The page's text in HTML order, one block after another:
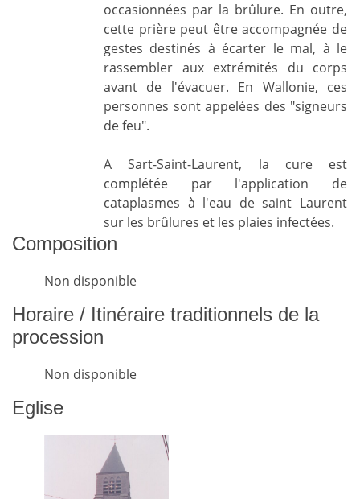
occasionnées par la brûlure. En outre,
cette prière peut être accompagnée de
gestes destinés à écarter le mal, à le
rassembler aux extrémités du corps
avant de l'évacuer. En Wallonie, ces
personnes sont appelées des "signeurs
de feu".
A Sart-Saint-Laurent, la cure est
complétée par l'application de
cataplasmes à l'eau de saint Laurent
sur les brûlures et les plaies infectées.
Composition
Non disponible
Horaire / Itinéraire traditionnels de la
procession
Non disponible
Eglise